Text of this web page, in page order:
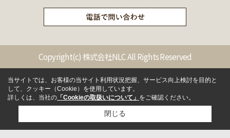
Copyright(c) 株式会社NLC All Rights Reserved
当サイトでは、お客様の当サイト利用状況把握、サービス向上検討を目的と
して、クッキー（Cookie）を使用しています。
詳しくは、当社の 「Cookieの取扱いについて」 をご確認ください。
閉じる